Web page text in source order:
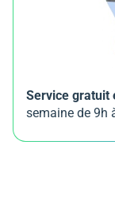
Service gratuit
semaine de 9h